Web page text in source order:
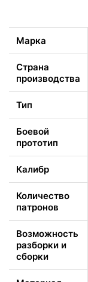
Марка
Страна
производства
Тип
Боевой
прототип
Калибр
Количество
патронов
Возможность
разборки и
сборки